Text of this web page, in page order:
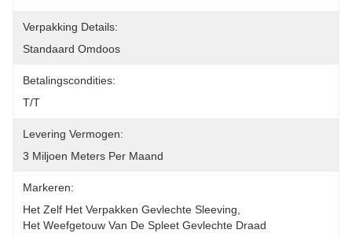
Verpakking Details:
Standaard Omdoos
Betalingscondities:
T/T
Levering Vermogen:
3 Miljoen Meters Per Maand
Markeren:
Het Zelf Het Verpakken Gevlechte Sleeving
Het Weefgetouw Van De Spleet Gevlechte Draad